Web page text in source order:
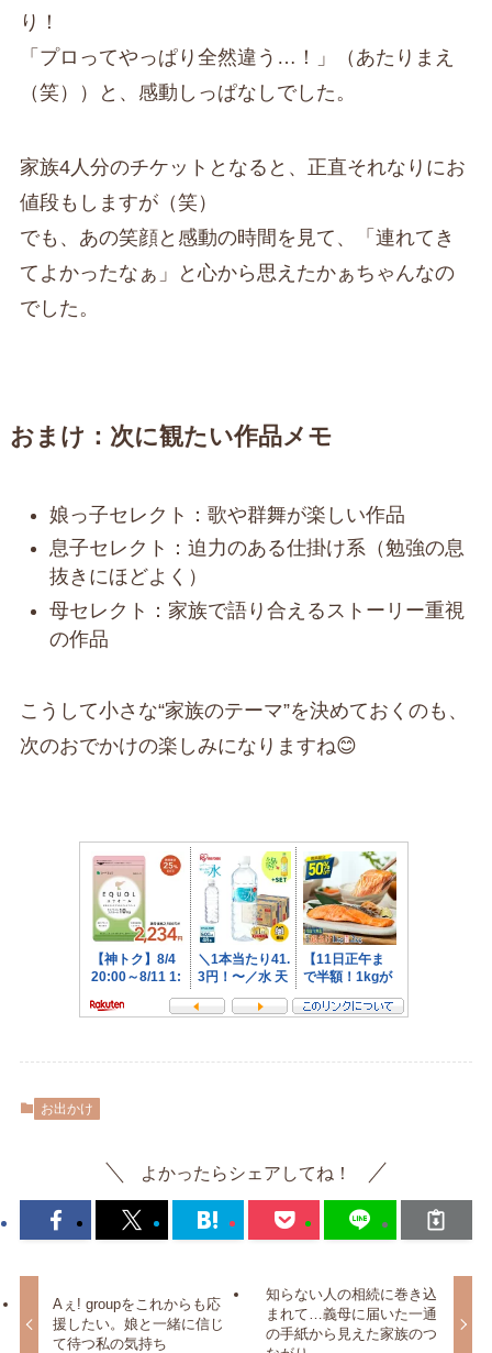
り！
「プロってやっぱり全然違う…！」（あたりまえ
（笑））と、感動しっぱなしでした。
家族4人分のチケットとなると、正直それなりにお
値段もしますが（笑）
でも、あの笑顔と感動の時間を見て、「連れてき
てよかったなぁ」と心から思えたかぁちゃんなの
でした。
おまけ：次に観たい作品メモ
娘っ子セレクト：歌や群舞が楽しい作品
息子セレクト：迫力のある仕掛け系（勉強の息
抜きにほどよく）
母セレクト：家族で語り合えるストーリー重視
の作品
こうして小さな“家族のテーマ”を決めておくのも、
次のおでかけの楽しみになりますね😊
お出かけ
よかったらシェアしてね！
Aぇ! groupをこれからも応
援したい。娘と一緒に信じ
て待つ私の気持ち
知らない人の相続に巻き込
まれて…義母に届いた一通
の手紙から見えた家族のつ